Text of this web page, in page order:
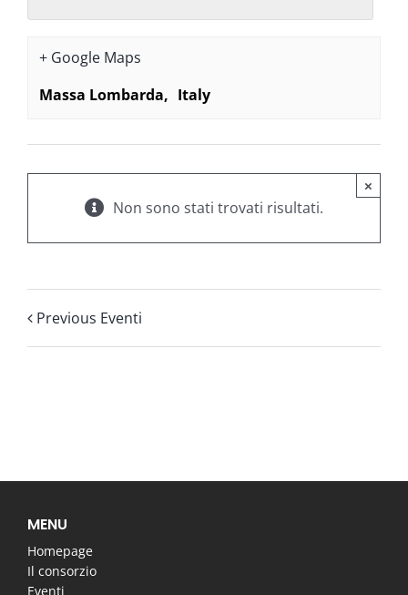
+ Google Maps
Massa Lombarda, Italy
×
Non sono stati trovati risultati.
Previous Eventi
MENU
Homepage
Il consorzio
Eventi